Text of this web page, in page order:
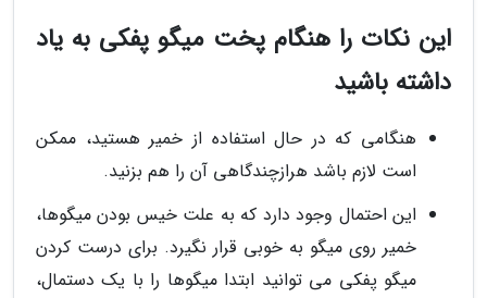
این نکات را هنگام پخت میگو پفکی به یاد
داشته باشید
هنگامی که در حال استفاده از خمیر هستید، ممکن
است لازم باشد هرازچندگاهی آن را هم بزنید.
این احتمال وجود دارد که به علت خیس بودن میگوها،
خمیر روی میگو به خوبی قرار نگیرد. برای درست کردن
میگو پفکی می توانید ابتدا میگوها را با یک دستمال،